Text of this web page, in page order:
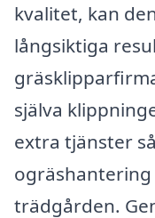
kvalitet, kan
långsiktiga
själva
extra tjänster
ogräshantering
trädgården.